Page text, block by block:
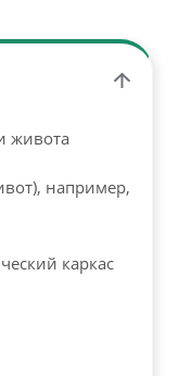
живота
например,
каркас